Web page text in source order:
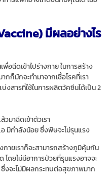
มีผลอย่างไร
ฉีดเข้าไปร่างกาย ในการสร้าง
ก็มักจะทำมาจากเชื้อโรคที่เรา
งสารที่ใช้ในการผลิตวัคซีนได้เป็น 2
วมาฉีดเข้าตัวเรา
มีกำลังน้อย ซึ่งพิษจะไม่รุนแรง
กายเราก็จะสามารถสร้างภูมิคุ้มกัน
โดยไม่มีอาการป่วยที่รุนแรงอาจจะ
งจะไม่มีผลกระทบต่อสุขภาพมาก